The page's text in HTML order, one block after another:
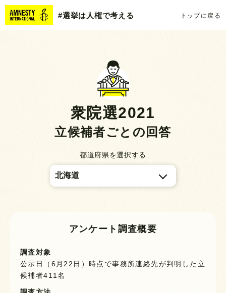
#選挙は人権で考える トップに戻る
衆院選2021
立候補者ごとの回答
都道府県を選択する
アンケート調査概要
調査対象
公示日（6月22日）時点で事務所連絡先が判明した立
候補者411名